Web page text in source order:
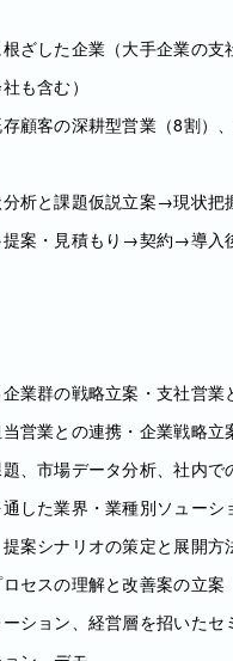
ざした企業（大手企業の支
も含む）
顧客の深耕型営業（8割）
分析と課題仮説立案→現状
案・見積もり→契約→導入
業群の戦略立案・支社営業
営業との連携・企業戦略立
、市場データ分析、社内で
した業界・業種別ソューシ
案シナリオの策定と展開方
セスの理解と改善案の立案
ション、経営層を招いたセ